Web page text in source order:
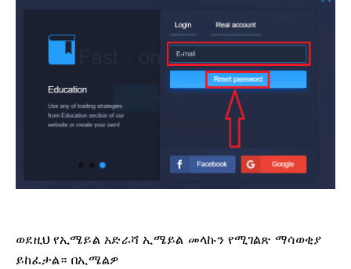
ወደዚህ የኢሜይል አድራሻ ኢሜይል መላኩን የሚገልጽ ማሳወቂያ
ይከፈታል። በኢሜልዎ